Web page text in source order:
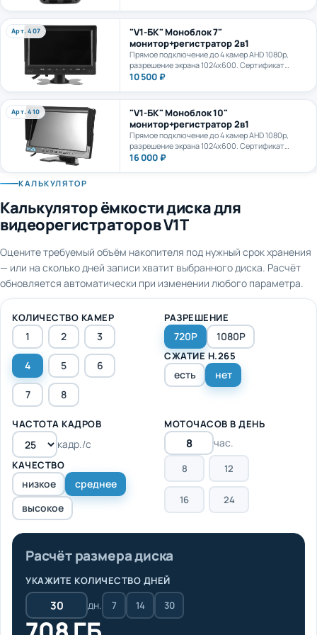
microSD до 1Тб.
Арт. 407
"V1-БК" Моноблок 7"
монитор+регистратор 2в1
Прямое подключение до 4 камер AHD 1080p,
разрешение экрана 1024х600. Сертификат
ПП969.
10 500 ₽
Арт. 410
"V1-БК" Моноблок 10"
монитор+регистратор 2в1
Прямое подключение до 4 камер AHD 1080p,
разрешение экрана 1024х600. Сертификат
ПП969.
16 000 ₽
КАЛЬКУЛЯТОР
Калькулятор ёмкости диска для
видеорегистраторов V1T
— или на сколько дней записи хватит выбранного диска. Расчёт
обновляется автоматически при изменении любого параметра.
1 2 3
4 5 6
7 8
720P 1080P
СЖАТИЕ H.265
есть нет
КАЧЕСТВО
низкое
среднее
высокое
Расчёт размера диска
7 14 30
708 ГБ